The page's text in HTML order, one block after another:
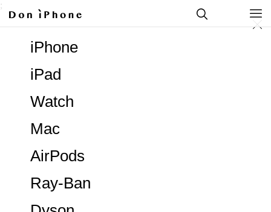
;
AirPods
Ray-Ban
Mac
Watch
iPad
iPhone